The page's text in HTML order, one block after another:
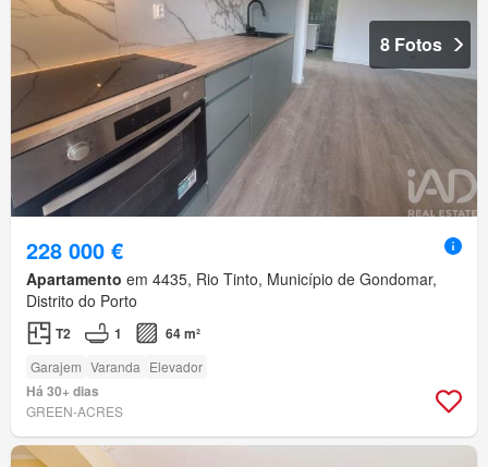
8 Fotos
228 000 €
Apartamento em 4435, Rio Tinto, Município de Gondomar,
Distrito do Porto
T2 1 64 m²
Garajem Varanda Elevador
Há 30+ dias
GREEN-ACRES